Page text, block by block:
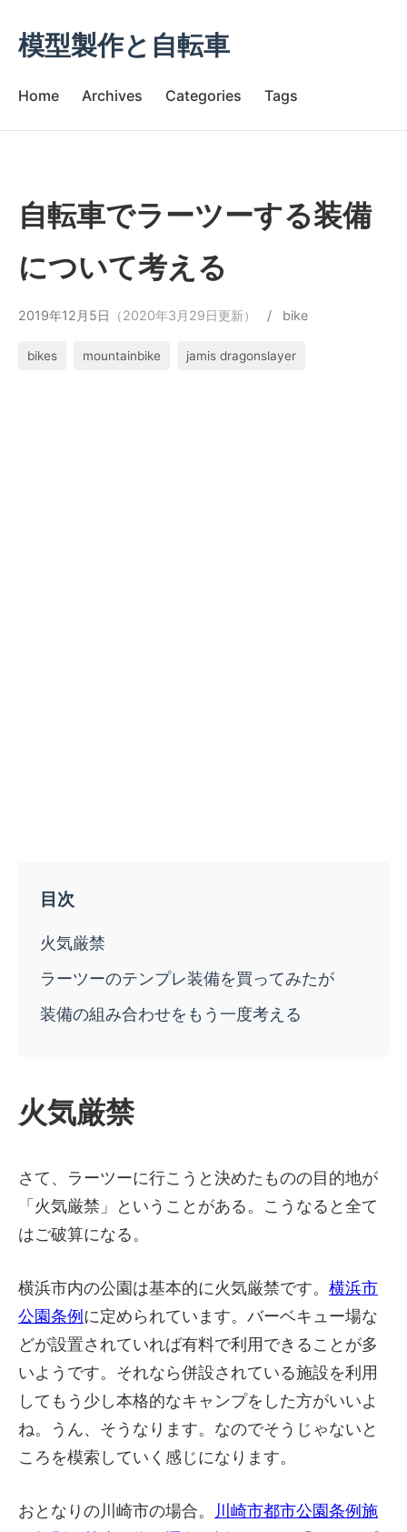
模型製作と自転車
Home Archives Categories Tags
自転車でラーツーする装備
について考える
2019年12月5日 （2020年3月29日更新） / bike
bikes mountainbike jamis dragonslayer
火気厳禁
ラーツーのテンプレ装備を買ってみたが
装備の組み合わせをもう一度考える
火気厳禁
さて、ラーツーに行こうと決めたものの目的地が
「火気厳禁」ということがある。こうなると全て
はご破算になる。
横浜市内の公園は基本的に火気厳禁です。 横浜市
公園条例 に定められています。バーベキュー場な
どが設置されていれば有料で利用できることが多
いようです。それなら併設されている施設を利用
してもう少し本格的なキャンプをした方がいいよ
ね。うん、そうなります。なのでそうじゃないと
ころを模索していく感じになります。
おとなりの川崎市の場合。
川崎市都市公園条例施